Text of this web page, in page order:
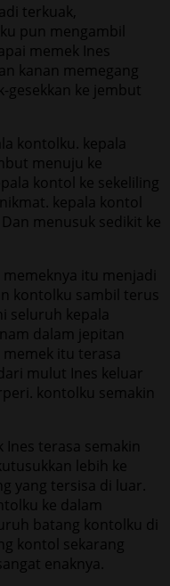
terkuak,
pun mengambil
memek Ines
kanan memegang
gesekkan ke jembut
kontolku. kepala
menuju ke
kontol ke sekeliling
kepala kontol
menusuk sedikit ke
itu menjadi
kontolku sambil terus
seluruh kepala
dalam jepitan
itu terasa
mulut Ines keluar
kontolku semakin
terasa semakin
lebih ke
yang tersisa di luar.
ke dalam
batang kontolku di
kontol sekarang
enaknya.